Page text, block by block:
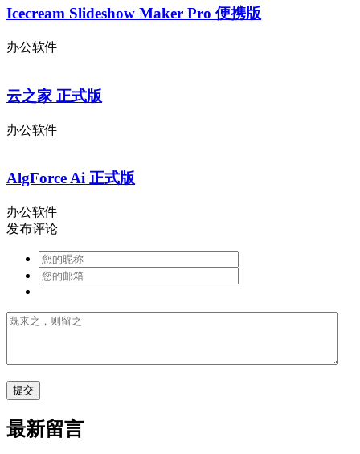
Icecream Slideshow Maker Pro 便携版
办公软件
云之家 正式版
办公软件
AlgForce Ai 正式版
办公软件
发布评论
最新留言